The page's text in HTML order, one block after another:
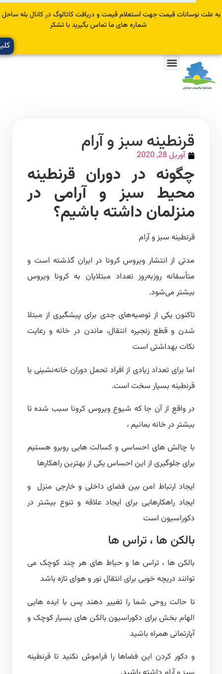
قیمت جهت استعلام قیمت و دریافت کاتالوگ در کانال بله ساحل عضو یا با
شماره های ما تماس بگیرید با تشکر
کلیک کنید
قرنطینه سبز و آرام
آوریل 28, 2020
چگونه در دوران قرنطینه
محیط سبز و آرامی در
منزلمان داشته باشیم؟
قرنطینه سبز و آرام
مدتی از انتشار ویروس کرونا در ایران گذشته است و
متأسفانه روزبه‌روز تعداد مبتلایان به کرونا ویروس
بیشتر می‌شود.
تاکنون یکی از توصیه‌های جدی برای پیشگیری از مبتلا
شدن و قطع زنجیره انتقال، ماندن در خانه و رعایت
نکات بهداشتی است
اما برای تعداد زیادی از افراد تحمل دوران خانه‌نشینی یا
قرنطینه بسیار سخت است.
در واقع از آن جا که شیوع ویروس کرونا سبب شده تا
بیشتر در خانه بمانیم ،
با چالش های احساسی و کسالت هایی روبرو هستیم
برای جلوگیری از این احساس یکی از بهترین راهکارها
ایجاد ارتباط امن بین فضای داخلی و خارجی منزل و
ایجاد راهکارهایی برای ایجاد علاقه و تنوع بیشتر در
دکوراسیون است
بالکن ها ، تراس ها
بالکن ها ، تراس ها و حیاط های هر چند کوچک می
توانند دریچه خوبی برای انتقال نور و هوای تازه باشد
تا حالت روحی شما را تغییر دهند پس با ایده هایی
الهام بخش برای دکوراسیون بالکن های بسیار کوچک و
آپارتمانی همراه باشید
و دکور کردن این فضاها را فراموش نکنید تا قرنطینه